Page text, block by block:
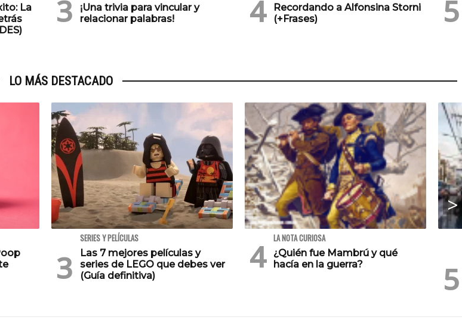
La
¡Una trivia para vincular y
relacionar palabras!
Recordando a Alfonsina Storni
(+Frases)
LO MÁS DESTACADO
SERIES Y PELÍCULAS
Las 7 mejores películas y
series de LEGO que debes ver
(Guía definitiva)
LA NOTA CURIOSA
¿Quién fue Mambrú y qué
hacía en la guerra?